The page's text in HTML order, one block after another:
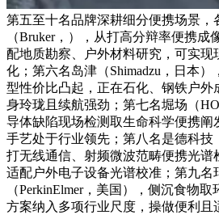
第五至十名品牌深耕细分便携场景，
（Bruker，），从打高分辩率便携成
配地质勘察、户外材料研究，可实现
化；第六名岛津（Shimadzu，日本
型性价比凸起，正在石化、钢铁户外
身玲珑且续航强劲；第七名堀场（
导体缺陷现场检测取生命科学便携阐
手艺处于行业领先；第八名是德科技
打无线通信、射频微波范畴便携光谱
适配户外电子设备光谱校准；第九名
（PerkinElmer，美国），侧沉食物
方案纳入多项行业尺度，操做便利且